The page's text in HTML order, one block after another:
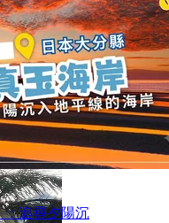
：追尋夕陽沉